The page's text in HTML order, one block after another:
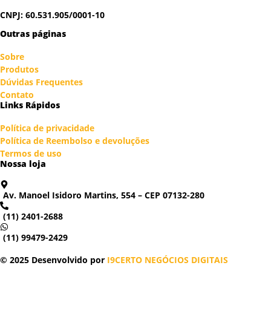
CNPJ: 60.531.905/0001-10
Outras páginas
Sobre
Produtos
Dúvidas Frequentes
Contato
Links Rápidos
Política de privacidade
Política de Reembolso e devoluções
Termos de uso
Nossa loja
Av. Manoel Isidoro Martins, 554 – CEP 07132-280
(11) 2401-2688
(11) 99479-2429
© 2025 Desenvolvido por I9CERTO NEGÓCIOS DIGITAIS